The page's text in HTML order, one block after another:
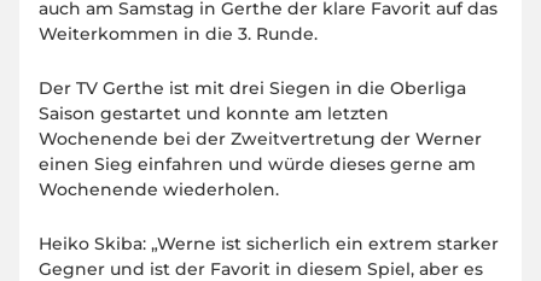
auch am Samstag in Gerthe der klare Favorit auf das
Weiterkommen in die 3. Runde.
Der TV Gerthe ist mit drei Siegen in die Oberliga
Saison gestartet und konnte am letzten
Wochenende bei der Zweitvertretung der Werner
einen Sieg einfahren und würde dieses gerne am
Wochenende wiederholen.
Heiko Skiba: „Werne ist sicherlich ein extrem starker
Gegner und ist der Favorit in diesem Spiel, aber es